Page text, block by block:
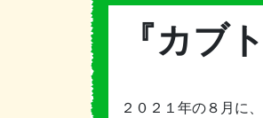
『カブ
２０２１年の８月に